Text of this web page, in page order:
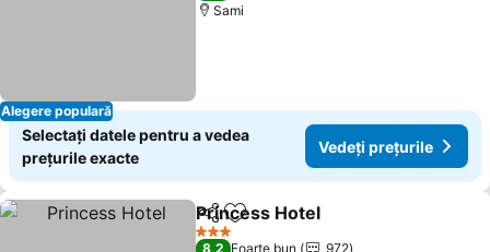
Alegere populară
Sami
Selectați datele pentru a vedea
prețurile exacte
Vedeți prețurile
DistribuițiAdăugaţi la favorite
Princess Hotel
3 Stele
8,2 Foarte bun
972